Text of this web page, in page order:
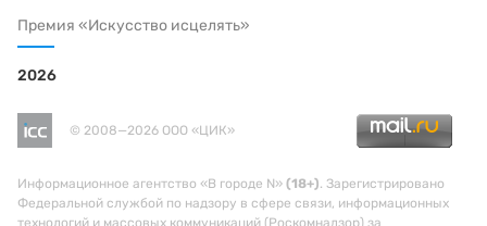
Премия «Искусство исцелять»
2026
© 2008—2026 ООО «ЦИК»
Информационное агентство «В городе N» (18+). Зарегистрировано
Федеральной службой по надзору в сфере связи, информационных